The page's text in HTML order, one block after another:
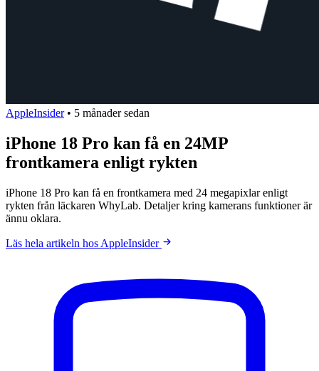
AppleInsider • 5 månader sedan
iPhone 18 Pro kan få en 24MP
frontkamera enligt rykten
iPhone 18 Pro kan få en frontkamera med 24 megapixlar enligt
rykten från läckaren WhyLab. Detaljer kring kamerans funktioner är
ännu oklara.
Läs hela artikeln hos AppleInsider